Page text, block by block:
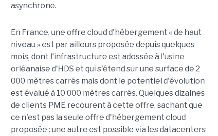
asynchrone.
En France, une offre cloud d'hébergement « de haut
niveau » est par ailleurs proposée depuis quelques
mois, dont l'infrastructure est adossée à l'usine
orléanaise d'HDS et qui s'étend sur une surface de 2
000 mètres carrés mais dont le potentiel d'évolution
est évalué à 10 000 mètres carrés. Quelques dizaines
de clients PME recourent à cette offre, sachant que
ce n'est pas la seule offre d'hébergement cloud
proposée : une autre est possible via les datacenters